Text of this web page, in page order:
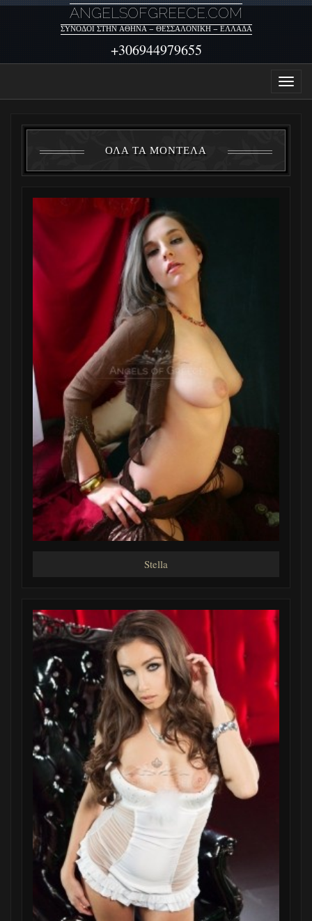
ANGELSOFGREECE.COM
ΣΥΝΟΔΟΊ ΣΤΗΝ ΑΘΉΝΑ – ΘΕΣΣΑΛΟΝΊΚΗ – ΕΛΛΆΔΑ
+306944979655
ΌΛΑ ΤΑ ΜΟΝΤΈΛΑ
Stella